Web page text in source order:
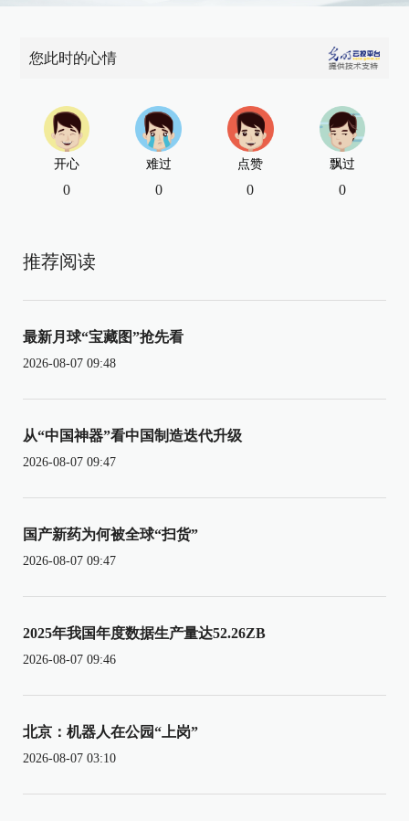
您此时的心情
开心
0
难过
0
点赞
0
飘过
0
推荐阅读
最新月球“宝藏图”抢先看
2026-08-07 09:48
从“中国神器”看中国制造迭代升级
2026-08-07 09:47
国产新药为何被全球“扫货”
2026-08-07 09:47
2025年我国年度数据生产量达52.26ZB
2026-08-07 09:46
北京：机器人在公园“上岗”
2026-08-07 03:10